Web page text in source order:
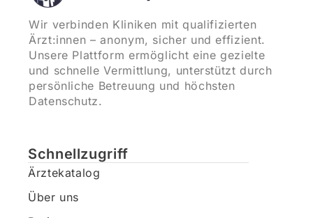
Wir verbinden Kliniken mit qualifizierten
Ärzt:innen – anonym, sicher und effizient.
Unsere Plattform ermöglicht eine gezielte
und schnelle Vermittlung, unterstützt durch
persönliche Betreuung und höchsten
Datenschutz.
Schnellzugriff
Ärztekatalog
Über uns